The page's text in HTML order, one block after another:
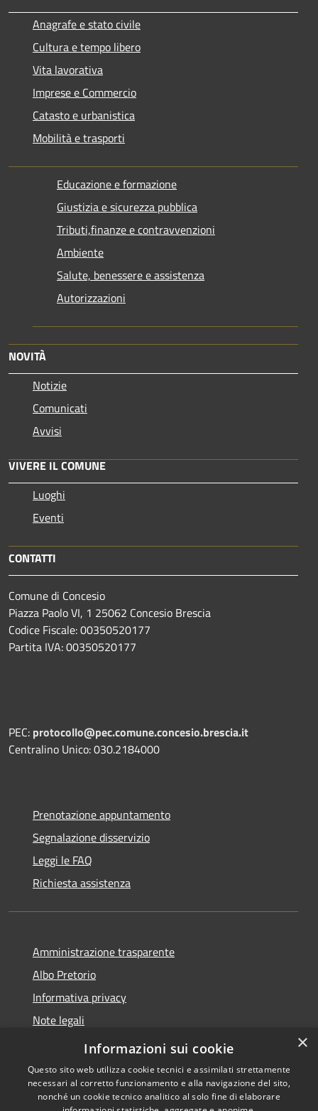
Anagrafe e stato civile
Cultura e tempo libero
Vita lavorativa
Imprese e Commercio
Catasto e urbanistica
Mobilità e trasporti
Educazione e formazione
Giustizia e sicurezza pubblica
Tributi,finanze e contravvenzioni
Ambiente
Salute, benessere e assistenza
Autorizzazioni
NOVITÀ
Notizie
Comunicati
Avvisi
VIVERE IL COMUNE
Luoghi
Eventi
CONTATTI
Comune di Concesio
Piazza Paolo VI, 1 25062 Concesio Brescia
Codice Fiscale: 00350520177
Partita IVA: 00350520177
PEC: protocollo@pec.comune.concesio.brescia.it
Centralino Unico: 030.2184000
Prenotazione appuntamento
Segnalazione disservizio
Leggi le FAQ
Richiesta assistenza
Amministrazione trasparente
Albo Pretorio
Informativa privacy
Note legali
Dichiarazione di accessibilità
×
Informazioni sui cookie
Questo sito web utilizza cookie tecnici e assimilati strettamente
necessari al corretto funzionamento e alla navigazione del sito,
nonché un cookie tecnico analitico al solo fine di elaborare